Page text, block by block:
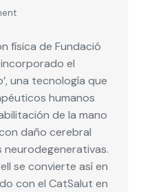
física de Fundació
el
una tecnología que
humanos
de la mano
daño cerebral
se convierte así en
con el CatSalut en